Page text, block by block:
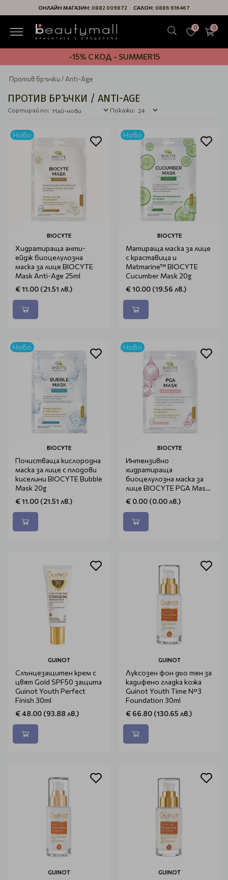
ОНЛАЙН МАГАЗИН: 0882 009872 САЛОН: 0886 616467
0 0
-15% С КОД - SUMMER15
Против бръчки / Anti-Age
ПРОТИВ БРЪЧКИ / ANTI-AGE
Сортирай по: Покажи:
Ново
BIOCYTE
Хидратираща анти-
ейдж биоцелулозна
маска за лице BIOCYTE
Mask Anti-Age 25ml
€ 11.00 (21.51 лв.)
Ново
BIOCYTE
Матираща маска за лице
с краставица и
Matmarine™ BIOCYTE
Cucumber Mask 20g
€ 10.00 (19.56 лв.)
Ново
BIOCYTE
Почистваща кислородна
маска за лице с плодови
киселини BIOCYTE Bubble
Mask 20g
€ 11.00 (21.51 лв.)
Ново
BIOCYTE
Интензивно
хидратираща
биоцелулозна маска за
лице BIOCYTE PGA Mask
10ml
€ 0.00 (0.00 лв.)
GUINOT
Слънцезащитен крем с
цвят Gold SPF50 защита
Guinot Youth Perfect
Finish 30ml
€ 48.00 (93.88 лв.)
GUINOT
Луксозен фон дьо тен за
кадифено гладка кожа
Guinot Youth Time N°3
Foundation 30ml
€ 66.80 (130.65 лв.)
GUINOT GUINOT